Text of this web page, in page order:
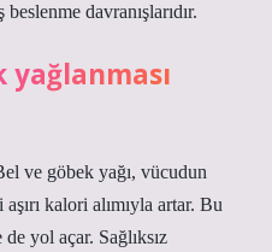
davranışlarıdır.
yağlanması
ve göbek yağı, vücudun
kalori alımıyla artar. Bu
yol açar. Sağlıksız